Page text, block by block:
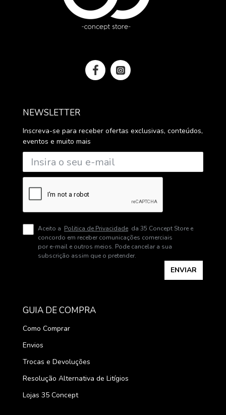
NEWSLETTER
Inscreva-se para receber ofertas exclusivas, conteúdos,
eventos e muito mais
Aceito a Politica de Privacidade da 35 Concept Store e
concordo em receber comunicações comerciais
por e-mail e outros meios. Pode cancelar a sua
subscrição assim que o pretender.
ENVIAR
GUIA DE COMPRA
Como Comprar
Envios
Trocas e Devoluções
Resolução Alternativa de Litígios
Lojas 35 Concept